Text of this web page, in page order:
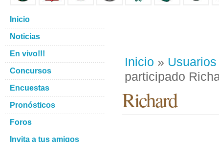
Inicio » Usuarios
participado
Richard
Inicio
Noticias
En vivo!!!
Concursos
Encuestas
Pronósticos
Foros
Invita a tus amigos